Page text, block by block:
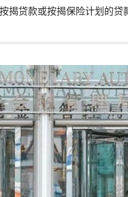
揭贷款或按揭保险计划的贷